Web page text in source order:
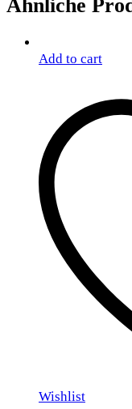
Ähnliche
Add to cart
Wishlist